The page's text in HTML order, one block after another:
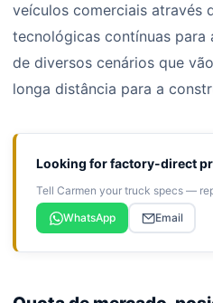
veículos comerciais através
tecnológicas contínuas para
de diversos cenários que
longa distância para a
Looking for factory-direct
Tell Carmen your truck specs —
WhatsApp
Email